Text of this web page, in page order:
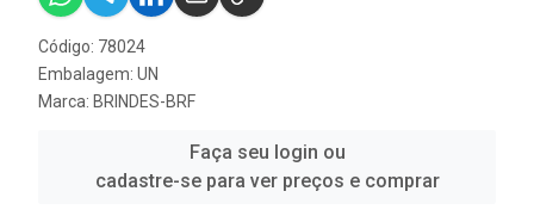
Código: 78024
Embalagem: UN
Marca: BRINDES-BRF
Faça seu login ou
cadastre-se para ver preços e comprar